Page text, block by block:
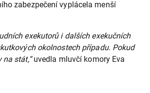
zabezpečení vyplácela menší
exekutorů i dalších exekučních
okolnostech případu. Pokud
stát,“uvedla mluvčí komory Eva